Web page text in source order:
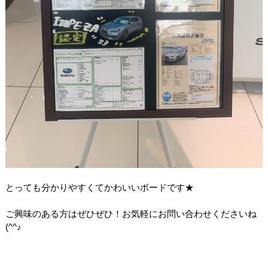
とっても分かりやすくてかわいいボードです★
ご興味のある方はぜひぜひ！お気軽にお問い合わせくださいね
(^^♪